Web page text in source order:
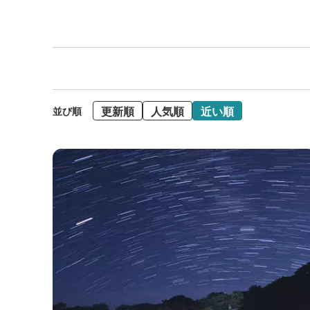
並び順 更新順 人気順 近い順